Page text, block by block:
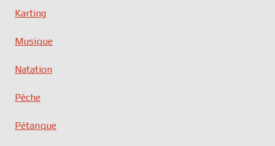
Karting
Musique
Natation
Pêche
Pétanque